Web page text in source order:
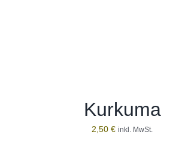
Kurkuma
2,50 € inkl. MwSt.